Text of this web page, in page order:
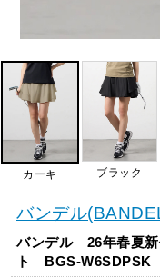
カーキ ブラック
バンデル
バンデル 26年春夏
ト BGS-W6SDPSK